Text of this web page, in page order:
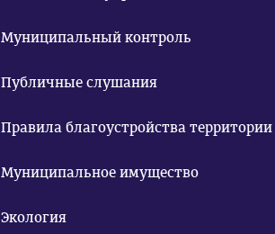
Муниципальный контроль
Публичные слушания
Правила благоустройства территории
Муниципальное имущество
Экология